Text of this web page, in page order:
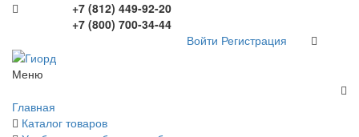
+7 (812) 449-92-20
+7 (800) 700-34-44
Войти Регистрация
Меню
Главная
Каталог товаров